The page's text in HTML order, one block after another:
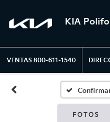
KIA
VENTAS 800-611-1540
FOTOS
Por